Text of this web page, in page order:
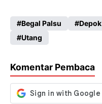
b
o
k
ts
A
p
gr
se
er
Begal Palsu Depok
Utang
Komentar Pembaca